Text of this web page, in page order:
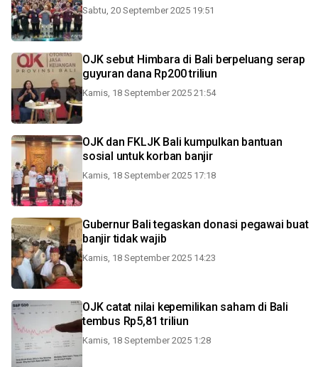
Sabtu, 20 September 2025 19:51
OJK sebut Himbara di Bali berpeluang serap
guyuran dana Rp200 triliun
Kamis, 18 September 2025 21:54
OJK dan FKLJK Bali kumpulkan bantuan
sosial untuk korban banjir
Kamis, 18 September 2025 17:18
Gubernur Bali tegaskan donasi pegawai buat
banjir tidak wajib
Kamis, 18 September 2025 14:23
OJK catat nilai kepemilikan saham di Bali
tembus Rp5,81 triliun
Kamis, 18 September 2025 1:28